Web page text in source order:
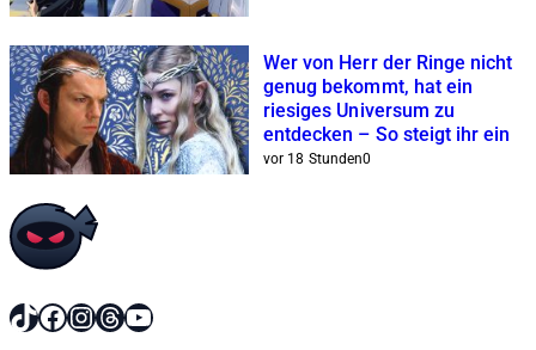
Wer von Herr der Ringe nicht
genug bekommt, hat ein
riesiges Universum zu
entdecken – So steigt ihr ein
vor 18 Stunden0
TikTok
Facebook
Instagram
Threads
YouTube